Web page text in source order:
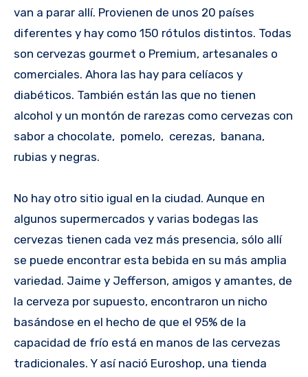
van a parar allí. Provienen de unos 20 países
diferentes y hay como 150 rótulos distintos. Todas
son cervezas gourmet o Premium, artesanales o
comerciales. Ahora las hay para celíacos y
diabéticos. También están las que no tienen
alcohol y un montón de rarezas como cervezas con
sabor a chocolate, pomelo, cerezas, banana,
rubias y negras.
No hay otro sitio igual en la ciudad. Aunque en
algunos supermercados y varias bodegas las
cervezas tienen cada vez más presencia, sólo allí
se puede encontrar esta bebida en su más amplia
variedad. Jaime y Jefferson, amigos y amantes, de
la cerveza por supuesto, encontraron un nicho
basándose en el hecho de que el 95% de la
capacidad de frío está en manos de las cervezas
tradicionales. Y así nació Euroshop, una tienda